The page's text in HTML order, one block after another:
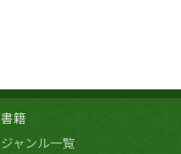
書籍
ジャンル一覧